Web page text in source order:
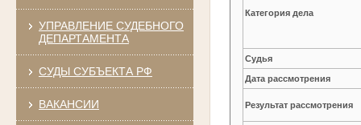
УПРАВЛЕНИЕ СУДЕБНОГО
ДЕПАРТАМЕНТА
СУДЫ СУБЪЕКТА РФ
ВАКАНСИИ
Категория дела
Судья
Дата рассмотрения
Результат рассмотрения